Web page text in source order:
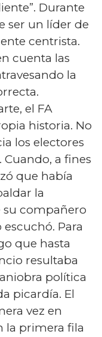
Durante
ser un líder de
centrista.
cuenta las
la
el FA
historia. No
los electores
a fines
que había
la
su compañero
Para
que hasta
resultaba
política
picardía. El
vez en
la primera fila